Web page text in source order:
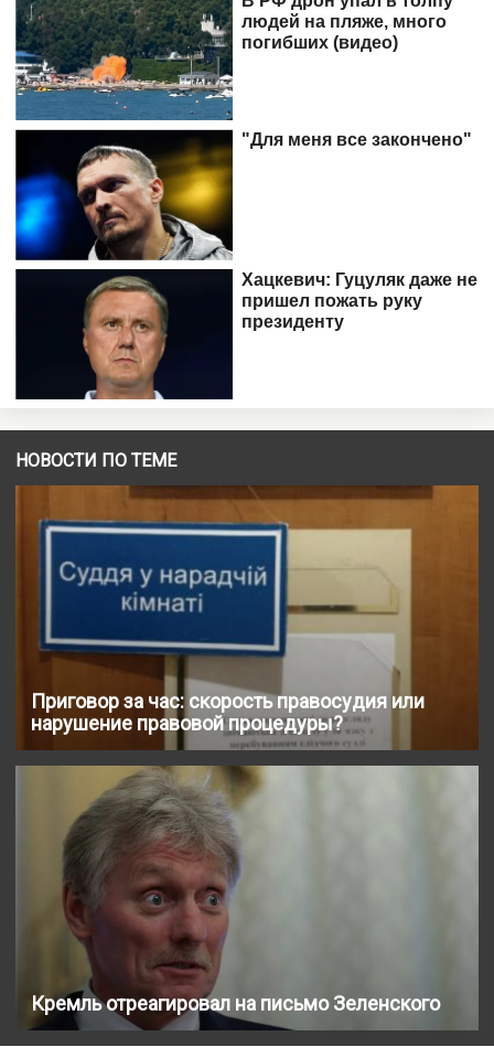
НОВОСТИ ПО ТЕМЕ
Приговор за час: скорость правосудия или
нарушение правовой процедуры?
Кремль отреагировал на письмо Зеленского